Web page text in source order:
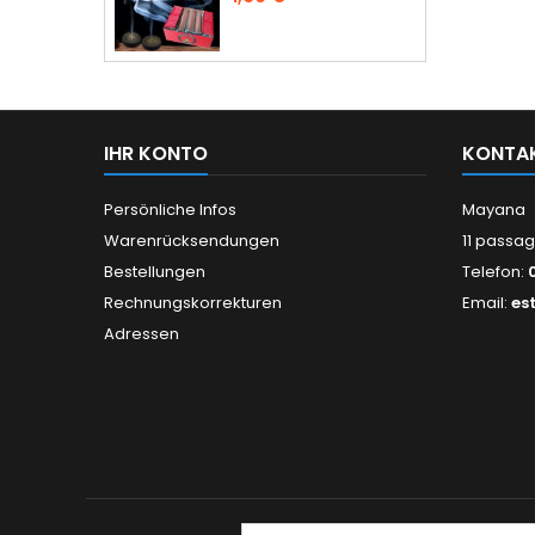
IHR KONTO
Persönliche Infos
Warenrücksendungen
Bestellungen
Rechnungskorrekturen
Adressen
Mayana
11
Telefon:
Email: